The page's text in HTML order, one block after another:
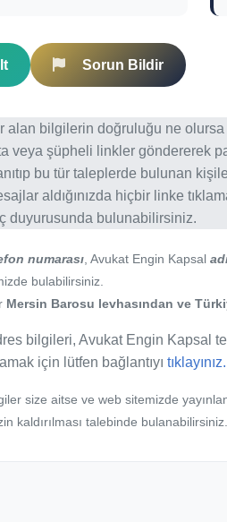
Sorun Bildir
alan bilgilerin doğruluğu ne
veya şüpheli linkler göndererek
bu tür taleplerde bulunan
aldığınızda hiçbir linke
duyurusunda bulunabilirsiniz.
numarası , Avukat Engin Kapsal
bulabilirsiniz.
Mersin Barosu levhasından ve
bilgileri, Avukat Engin Kapsal
için lütfen bağlantıyı tıklayınız.
size aitse ve web sitemizde
kaldırılması talebinde